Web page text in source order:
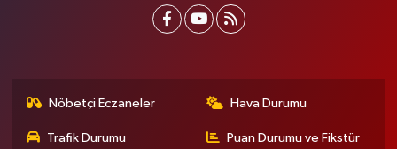
Nöbetçi Eczaneler Hava Durumu
Trafik Durumu Puan Durumu ve Fikstür